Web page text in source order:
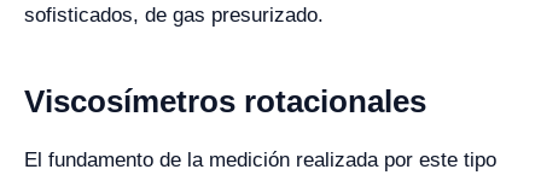
sofisticados, de gas presurizado.
Viscosímetros rotacionales
El fundamento de la medición realizada por este tipo